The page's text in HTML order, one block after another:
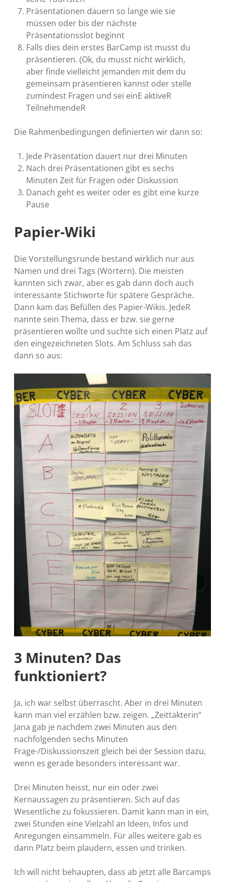
Präsentationen dauern so lange wie sie
müssen oder bis der nächste
Präsentationsslot beginnt
Falls dies dein erstes BarCamp ist musst du
präsentieren. (Ok, du musst nicht wirklich,
aber finde vielleicht jemanden mit dem du
gemeinsam präsentieren kannst oder stelle
zumindest Fragen und sei einE aktiveR
TeilnehmendeR
Die Rahmenbedingungen definierten wir dann so:
Jede Präsentation dauert nur drei Minuten
Nach drei Präsentationen gibt es sechs
Minuten Zeit für Fragen oder Diskussion
Danach geht es weiter oder es gibt eine kurze
Pause
Papier-Wiki
Die Vorstellungsrunde bestand wirklich nur aus
Namen und drei Tags (Wörtern). Die meisten
kannten sich zwar, aber es gab dann doch auch
interessante Stichworte für spätere Gespräche.
Dann kam das Befüllen des Papier-Wikis. JedeR
nannte sein Thema, dass er bzw. sie gerne
präsentieren wollte und suchte sich einen Platz auf
den eingezeichneten Slots. Am Schluss sah das
dann so aus:
3 Minuten? Das
funktioniert?
Ja, ich war selbst überrascht. Aber in drei Minuten
kann man viel erzählen bzw. zeigen. „Zeittakterin“
Jana gab je nachdem zwei Minuten aus den
nachfolgenden sechs Minuten
Frage-/Diskussionszeit gleich bei der Session dazu,
wenn es gerade besonders interessant war.
Drei Minuten heisst, nur ein oder zwei
Kernaussagen zu präsentieren. Sich auf das
Wesentliche zu fokussieren. Damit kann man in ein,
zwei Stunden eine Vielzahl an Ideen, Infos und
Anregungen einsammeln. Für alles weitere gab es
dann Platz beim plaudern, essen und trinken.
Ich will nicht behaupten, dass ab jetzt alle Barcamps